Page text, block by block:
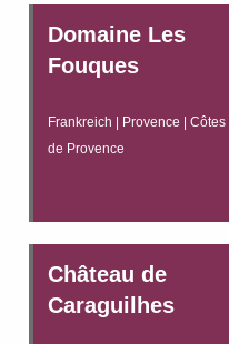
Domaine Les
Fouques
Frankreich | Provence | Côtes
de Provence
Château de
Caraguilhes